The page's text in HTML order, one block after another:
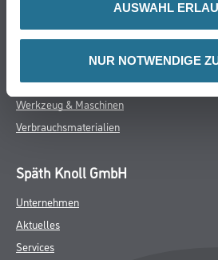
AUSWAHL
NUR NOTWENDIGE
Putze- und Spachtelmassen
Wand- & Deckenbeläge
Werkzeug & Maschinen
Verbrauchsmaterialien
Späth Knoll GmbH
Unternehmen
Aktuelles
Services